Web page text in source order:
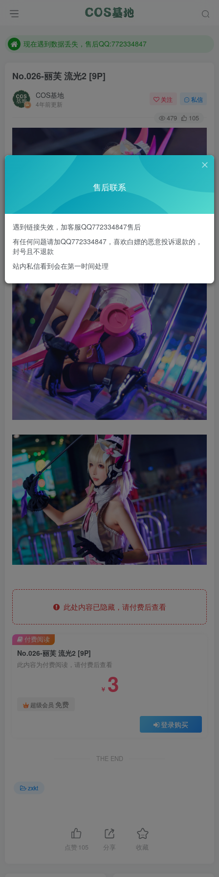
现在遇到数据丢失，售后QQ:772334847
防失联：百度搜索《趣画刊》，实时查看最新站点。
No.026-丽芙 流光2 [9P]
COS基地
4年前更新
关注 私信
479 105
此处内容已隐藏，请付费后查看
No.026-丽芙 流光2 [9P]
此内容为付费阅读，请付费后查看
￥ 3
超级会员 免费
登录购买
付费阅读
THE END
zxkt
点赞 105 分享 收藏
售后联系
遇到链接失效，加客服QQ772334847售后
有任何问题请加QQ772334847，喜欢白嫖的恶意投诉退款的，
封号且不退款
站内私信看到会在第一时间处理